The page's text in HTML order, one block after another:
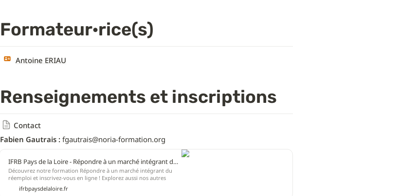
Formateur·rice(s)
Antoine ERIAU
Renseignements et inscriptions
Contact
Fabien Gautrais : fgautrais@noria-formation.org
IFRB Pays de la Loire - Répondre à un marché intégrant du réemploi
Découvrez notre formation Répondre à un marché intégrant du
réemploi et inscrivez-vous en ligne ! Explorez aussi nos autres
formations Marchés publics et privés
ifrbpaysdelaloire.fr